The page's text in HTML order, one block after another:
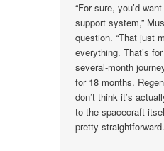
“For sure, you’d
support system,”
question. “That just
everything. That’s
several-month
for 18 months.
don’t think it’s
to the spacecraft
pretty